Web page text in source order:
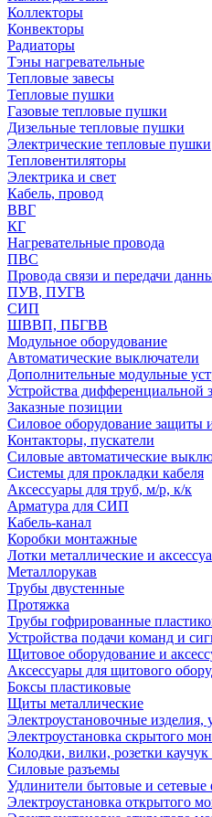
Коллекторы
Конвекторы
Радиаторы
Тэны нагревательные
Тепловые завесы
Тепловые пушки
Газовые тепловые пушки
Дизельные тепловые пушки
Электрические тепловые пушки
Тепловентиляторы
Электрика и свет
Кабель, провод
ВВГ
КГ
Нагревательные провода
ПВС
Провода связи и передачи
ПУВ, ПУГВ
СИП
ШВВП, ПБГВВ
Модульное оборудование
Автоматические выключатели
Дополнительные модульные
Устройства дифференциальной
Заказные позиции
Силовое оборудование защиты
Контакторы, пускатели
Силовые автоматические
Системы для прокладки кабеля
Аксессуары для труб, м/р, к/к
Арматура для СИП
Кабель-канал
Коробки монтажные
Лотки металлические и
Металлорукав
Трубы двустенные
Протяжка
Трубы гофрированные
Устройства подачи команд и
Щитовое оборудование и
Аксессуары для щитового
Боксы пластиковые
Щиты металлические
Электроустановочные изделия,
Электроустановка скрытого
Колодки, вилки, розетки
Силовые разъемы
Удлинители бытовые и сетевые
Электроустановка открытого